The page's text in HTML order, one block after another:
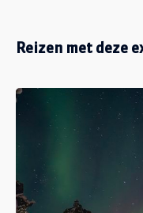
Reizen met deze